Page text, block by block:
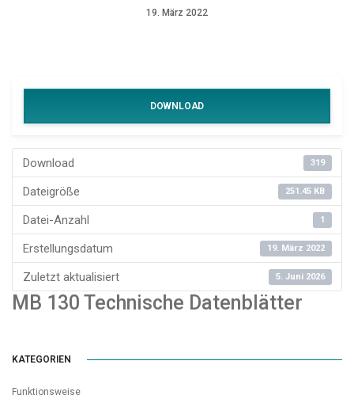
19. März 2022
DOWNLOAD
Download 319
Dateigröße 251.45 KB
Datei-Anzahl 1
Erstellungsdatum 19. März 2022
Zuletzt aktualisiert 5. Juni 2026
MB 130 Technische Datenblätter
KATEGORIEN
Funktionsweise